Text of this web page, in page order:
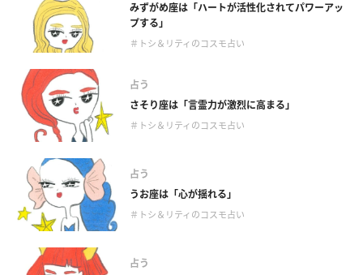
みずがめ座は「ハートが活性化されてパワーアッ
プする」
＃トシ＆リティのコスモ占い
占う
さそり座は「言霊力が激烈に高まる」
＃トシ＆リティのコスモ占い
占う
うお座は「心が揺れる」
＃トシ＆リティのコスモ占い
占う